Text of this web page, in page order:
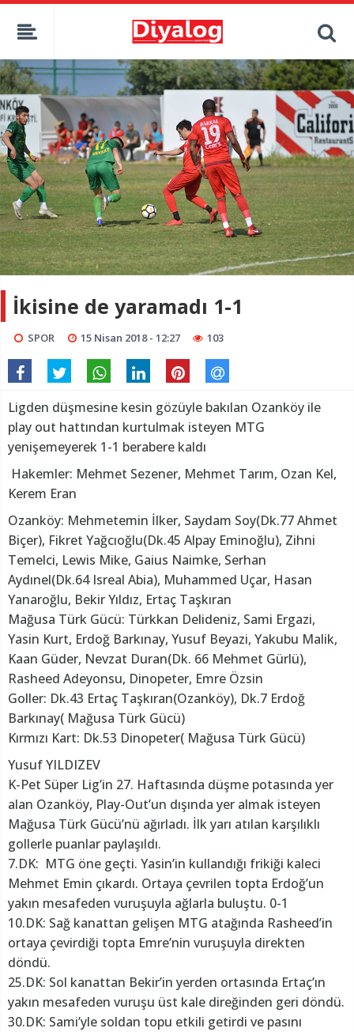
İkisine de yaramadı 1-1
SPOR 15 Nisan 2018 - 12:27 103
Ligden düşmesine kesin gözüyle bakılan Ozanköy ile
play out hattından kurtulmak isteyen MTG
yenişemeyerek 1-1 berabere kaldı
Hakemler: Mehmet Sezener, Mehmet Tarım, Ozan Kel,
Kerem Eran
Ozanköy: Mehmetemin İlker, Saydam Soy(Dk.77 Ahmet
Biçer), Fikret Yağcıoğlu(Dk.45 Alpay Eminoğlu), Zihni
Temelci, Lewis Mike, Gaius Naimke, Serhan
Aydınel(Dk.64 Isreal Abia), Muhammed Uçar, Hasan
Yanaroğlu, Bekir Yıldız, Ertaç Taşkıran
Mağusa Türk Gücü: Türkkan Delideniz, Sami Ergazi,
Yasin Kurt, Erdoğ Barkınay, Yusuf Beyazi, Yakubu Malik,
Kaan Güder, Nevzat Duran(Dk. 66 Mehmet Gürlü),
Rasheed Adeyonsu, Dinopeter, Emre Özsin
Goller: Dk.43 Ertaç Taşkıran(Ozanköy), Dk.7 Erdoğ
Barkınay( Mağusa Türk Gücü)
Kırmızı Kart: Dk.53 Dinopeter( Mağusa Türk Gücü)
Yusuf YILDIZEV
K-Pet Süper Lig’in 27. Haftasında düşme potasında yer
alan Ozanköy, Play-Out’un dışında yer almak isteyen
Mağusa Türk Gücü’nü ağırladı. İlk yarı atılan karşılıklı
gollerle puanlar paylaşıldı.
7.DK: MTG öne geçti. Yasin’in kullandığı frikiği kaleci
Mehmet Emin çıkardı. Ortaya çevrilen topta Erdoğ’un
yakın mesafeden vuruşuyla ağlarla buluştu. 0-1
10.DK: Sağ kanattan gelişen MTG atağında Rasheed’in
ortaya çevirdiği topta Emre’nin vuruşuyla direkten
döndü.
25.DK: Sol kanattan Bekir’in yerden ortasında Ertaç’ın
yakın mesafeden vuruşu üst kale direğinden geri döndü.
30.DK: Sami’yle soldan topu etkili getirdi ve pasını